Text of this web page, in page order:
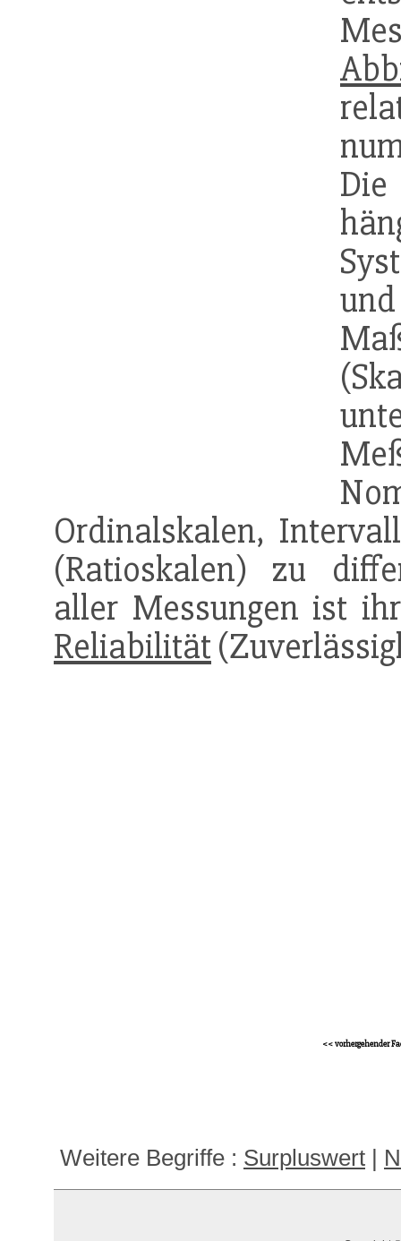
Die
Ordinalskalen,
(Ratioskalen) zu
aller Messungen ist
Reliabilität
<< vorhergehender
Weitere Begriffe : Surpluswert